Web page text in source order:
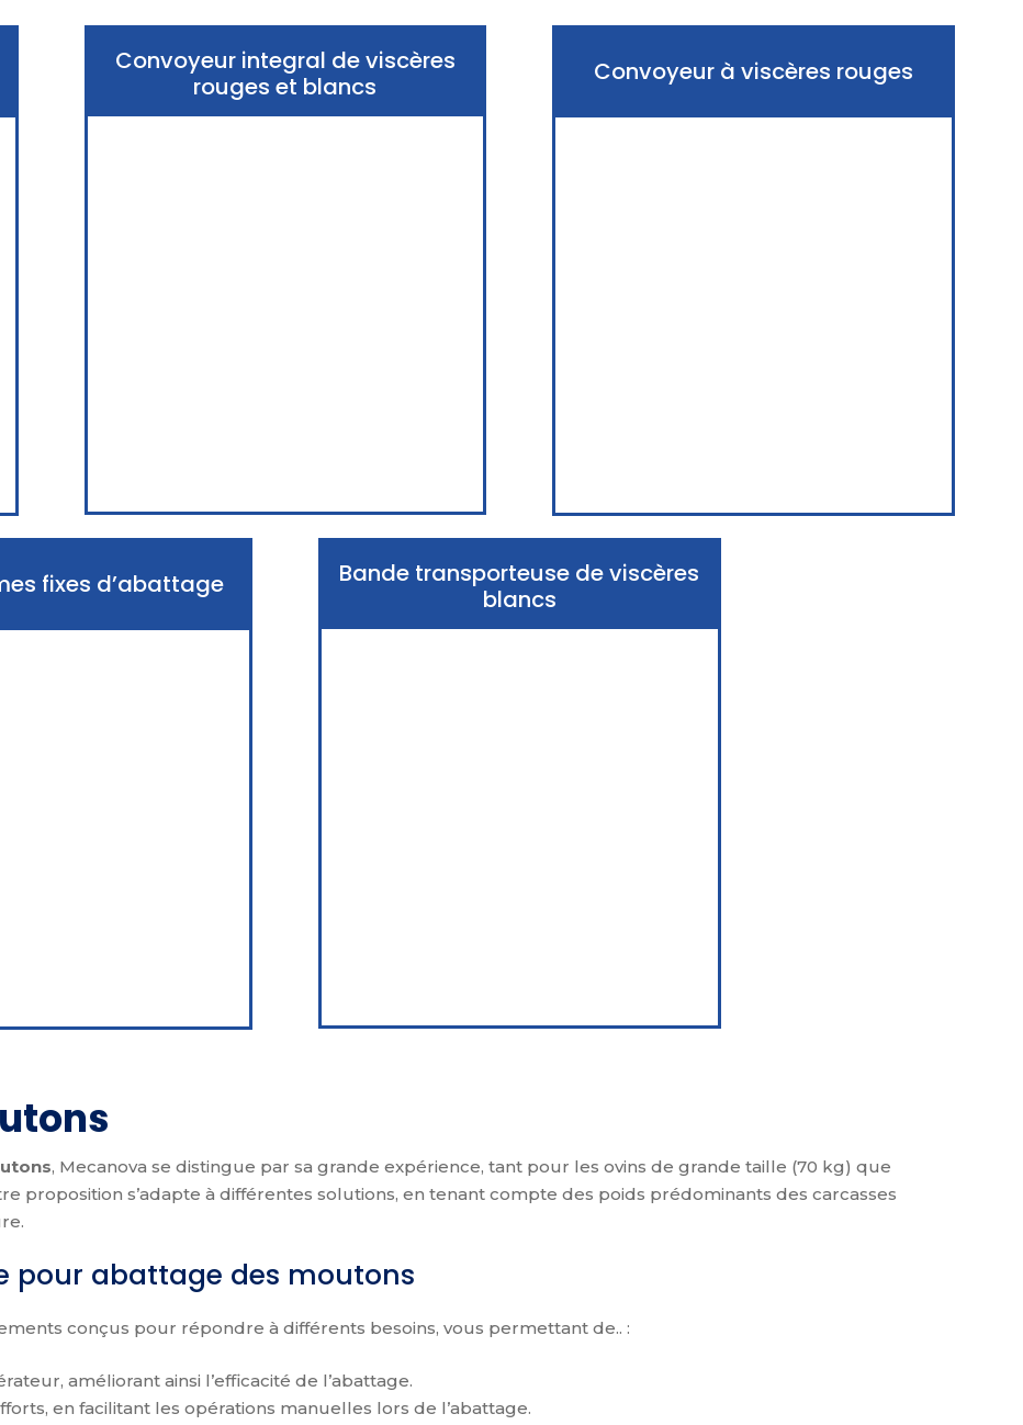
Convoyeur integral de viscères
rouges et blancs
Convoyeur à viscères rouges
fixes d’abattage
Bande transporteuse de viscères
blancs
, Mecanova se distingue par sa grande expérience, tant pour les ovins de grande taille (70 kg) que
proposition s’adapte à différentes solutions, en tenant compte des poids prédominants des carcasses
pour abattage des moutons
conçus pour répondre à différents besoins, vous permettant de.. :
améliorant ainsi l’efficacité de l’abattage.
en facilitant les opérations manuelles lors de l’abattage.